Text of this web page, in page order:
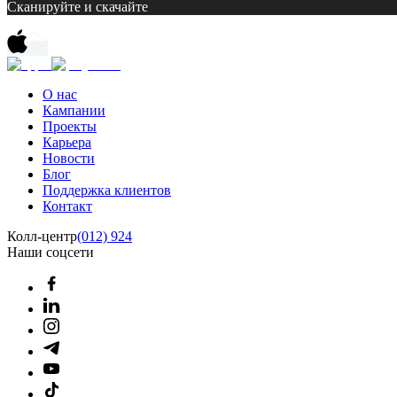
Сканируйте и скачайте
О нас
Кампании
Проекты
Карьера
Новости
Блог
Поддержка клиентов
Контакт
Колл-центр(012) 924
Наши соцсети